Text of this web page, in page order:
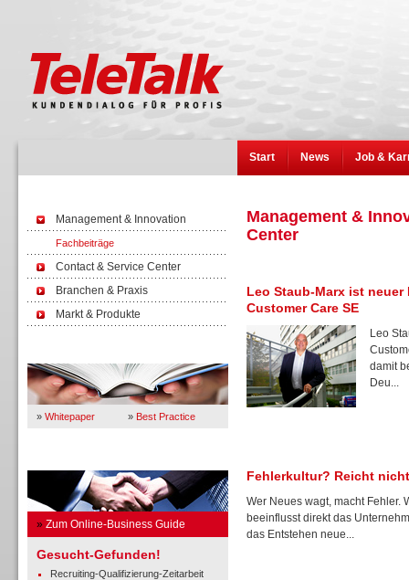
Start News Job &
Management & Innovation
Fachbeiträge
Contact & Service Center
Branchen & Praxis
Markt & Produkte
» Whitepaper » Best Practice
» Zum Online-Business Guide
Gesucht-Gefunden!
Recruiting-Qualifizierung-Zeitarbeit
Management &
Center
Leo Staub-Marx ist
Customer Care SE
Leo
damit
Deu...
Fehlerkultur? Reicht
Wer Neues wagt, macht Fehler.
beeinflusst direkt das
das Entstehen neue...